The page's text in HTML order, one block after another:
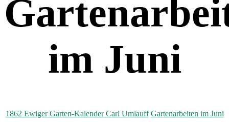
im Juni
Kategorien
1862 Ewiger Garten-Kalender Carl Umlauff Gartenarbeiten im Juni